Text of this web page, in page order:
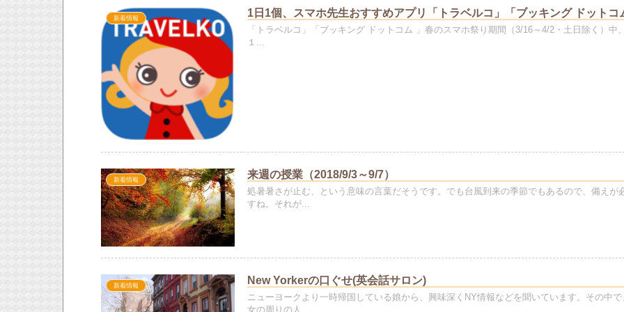
新着情報 1日1個、スマホ先生おすすめアプリ「トラベルコ」「ブッキング ドットコ
「トラベルコ」「ブッキング ドットコム 」春のスマホ祭り期間（3/16～4/2・土日除く）中
１...
新着情報 来週の授業（2018/9/3～9/7）
処暑暑さが止む、という意味の言葉だそうです。でも台風到来の季節でもあるので、備えが
すね。それが...
新着情報 New Yorkerの口ぐせ(英会話サロン)
ニューヨークより一時帰国している娘から、興味深くNY情報などを聞いています。その中で
女の周りの人...